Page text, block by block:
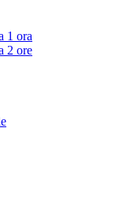
1 ora
2 ore